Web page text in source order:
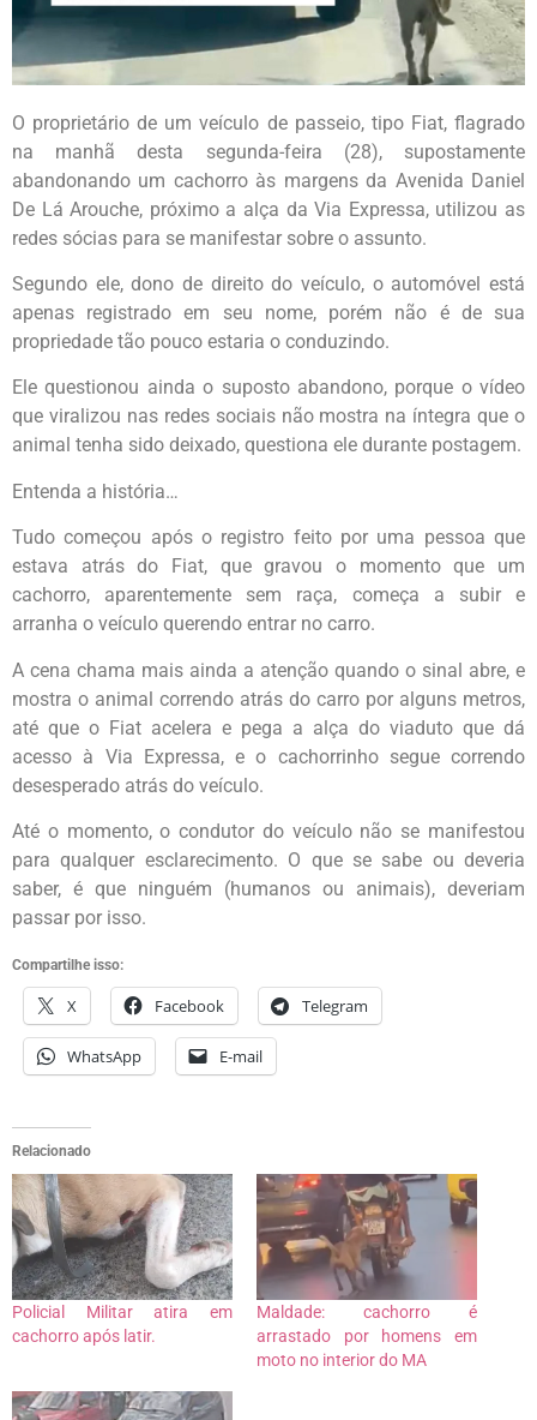
O proprietário de um veículo de passeio, tipo Fiat, flagrado
na manhã desta segunda-feira (28), supostamente
abandonando um cachorro às margens da Avenida Daniel
De Lá Arouche, próximo a alça da Via Expressa, utilizou as
redes sócias para se manifestar sobre o assunto.
Segundo ele, dono de direito do veículo, o automóvel está
apenas registrado em seu nome, porém não é de sua
propriedade tão pouco estaria o conduzindo.
Ele questionou ainda o suposto abandono, porque o vídeo
que viralizou nas redes sociais não mostra na íntegra que o
animal tenha sido deixado, questiona ele durante postagem.
Entenda a história…
Tudo começou após o registro feito por uma pessoa que
estava atrás do Fiat, que gravou o momento que um
cachorro, aparentemente sem raça, começa a subir e
arranha o veículo querendo entrar no carro.
A cena chama mais ainda a atenção quando o sinal abre, e
mostra o animal correndo atrás do carro por alguns metros,
até que o Fiat acelera e pega a alça do viaduto que dá
acesso à Via Expressa, e o cachorrinho segue correndo
desesperado atrás do veículo.
Até o momento, o condutor do veículo não se manifestou
para qualquer esclarecimento. O que se sabe ou deveria
saber, é que ninguém (humanos ou animais), deveriam
passar por isso.
Compartilhe isso:
X Facebook Telegram
WhatsApp E-mail
Relacionado
Policial Militar atira em
cachorro após latir.
Maldade: cachorro é
arrastado por homens em
moto no interior do MA